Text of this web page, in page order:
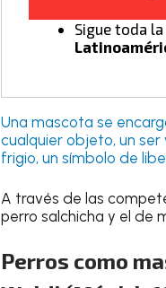
Sigue toda
Una mascota se
cualquier objeto, un ser
frigio, un símbolo de
A través de las
perro salchicha y el de
Perros como